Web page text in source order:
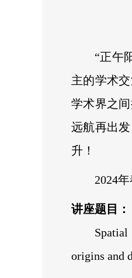
“正午
主的学术
学术界之
远航再出
升！
2024
讲座题目：
origins and